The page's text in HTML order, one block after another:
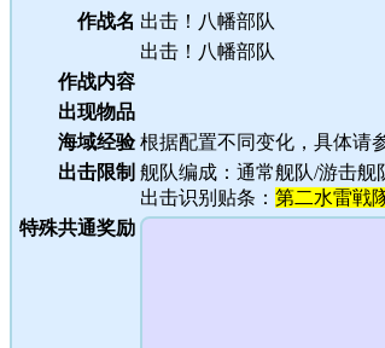
作战名 出击！八幡部队
出击！八幡部队
作战内容
出现物品
海域经验 根据配置不同变化，具体请
出击限制 舰队编成：通常舰队/游击舰
出击识别贴条： 第二水雷戦
特殊共通奖励